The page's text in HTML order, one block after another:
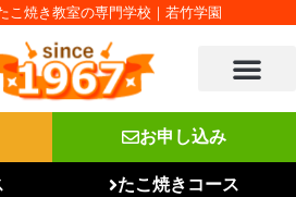
こ焼き教室の専門学校｜若竹学園
お申し込み
たこ焼きコース